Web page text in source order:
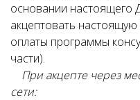
основании настоящего
акцептовать
оплаты программы
части).
При акцепте через
сети: